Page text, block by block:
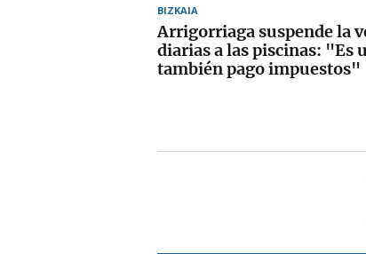
BIZKAIA
Arrigorriaga suspende la
diarias a las piscinas: "Es
también pago impuestos"